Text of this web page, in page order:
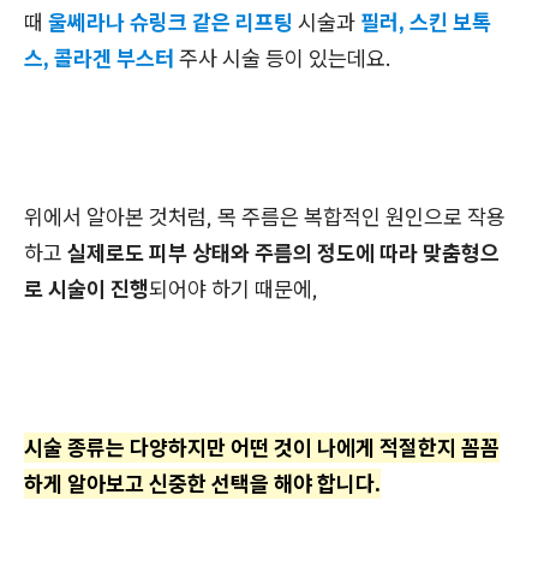
때 울쎄라나 슈링크 같은 리프팅 시술과 필러, 스킨 보톡
스, 콜라겐 부스터 주사 시술 등이 있는데요.
위에서 알아본 것처럼, 목 주름은 복합적인 원인으로 작용
하고 실제로도 피부 상태와 주름의 정도에 따라 맞춤형으
로 시술이 진행되어야 하기 때문에,
시술 종류는 다양하지만 어떤 것이 나에게 적절한지 꼼꼼
하게 알아보고 신중한 선택을 해야 합니다.